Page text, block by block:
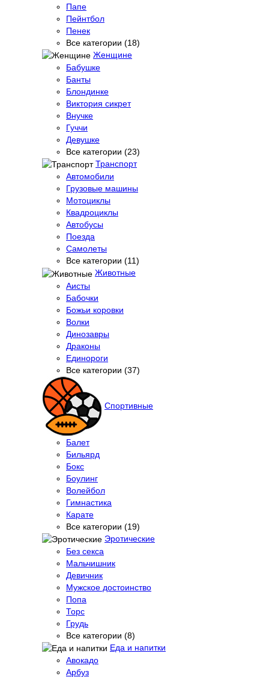
Папе
Пейнтбол
Пенек
Все категории (18)
Женщине
Бабушке
Банты
Блондинке
Виктория сикрет
Внучке
Гуччи
Девушке
Все категории (23)
Транспорт
Автомобили
Грузовые машины
Мотоциклы
Квадроциклы
Автобусы
Поезда
Самолеты
Все категории (11)
Животные
Аисты
Бабочки
Божьи коровки
Волки
Динозавры
Драконы
Единороги
Все категории (37)
Спортивные
Балет
Бильярд
Бокс
Боулинг
Волейбол
Гимнастика
Карате
Все категории (19)
Эротические
Без секса
Мальчишник
Девичник
Мужское достоинство
Попа
Торс
Грудь
Все категории (8)
Еда и напитки
Авокадо
Арбуз